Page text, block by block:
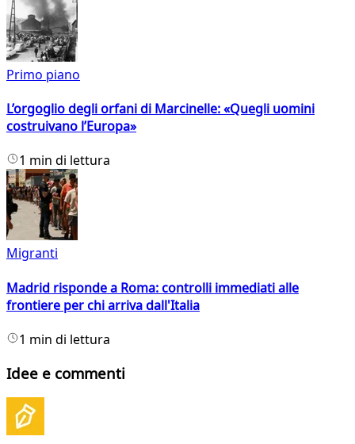
Primo piano
L’orgoglio degli orfani di Marcinelle: «Quegli uomini
costruivano l’Europa»
1 min di lettura
Migranti
Madrid risponde a Roma: controlli immediati alle
frontiere per chi arriva dall'Italia
1 min di lettura
Idee e commenti